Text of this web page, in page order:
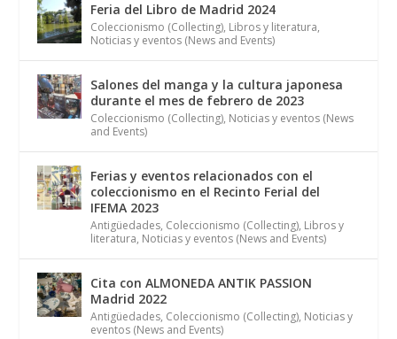
Feria del Libro de Madrid 2024
Coleccionismo (Collecting), Libros y literatura,
Noticias y eventos (News and Events)
Salones del manga y la cultura japonesa
durante el mes de febrero de 2023
Coleccionismo (Collecting), Noticias y eventos (News
and Events)
Ferias y eventos relacionados con el
coleccionismo en el Recinto Ferial del
IFEMA 2023
Antigüedades, Coleccionismo (Collecting), Libros y
literatura, Noticias y eventos (News and Events)
Cita con ALMONEDA ANTIK PASSION
Madrid 2022
Antigüedades, Coleccionismo (Collecting), Noticias y
eventos (News and Events)